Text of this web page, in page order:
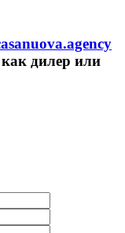
как дилер или